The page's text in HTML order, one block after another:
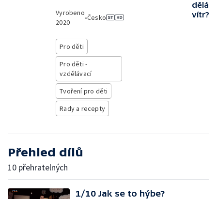
Vyrobeno
2020
•Česko
Pro děti
Pro děti -
vzdělávací
Tvoření pro děti
Rady a recepty
dělá
vítr?
Přehled dílů
10 přehratelných
1/10 Jak se to hýbe?